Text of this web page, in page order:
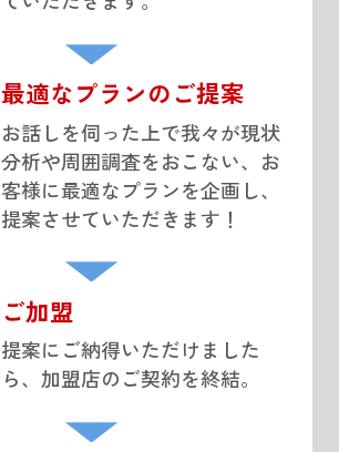
最適なプランのご提案
お話しを伺った上で我々が現状
分析や周囲調査をおこない、お
客様に最適なプランを企画し、
提案させていただきます！
ご加盟
提案にご納得いただけました
ら、加盟店のご契約を終結。